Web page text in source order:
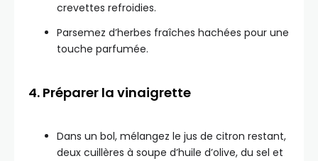
crevettes refroidies.
Parsemez d’herbes fraîches hachées pour une
touche parfumée.
4. Préparer la vinaigrette
Dans un bol, mélangez le jus de citron restant,
deux cuillères à soupe d’huile d’olive, du sel et